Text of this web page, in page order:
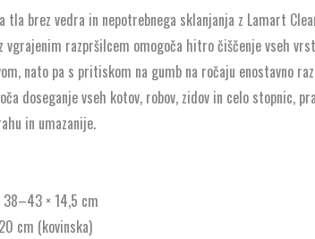
tla brez vedra in nepotrebnega sklanjanja z Lamart
vgrajenim razpršilcem omogoča hitro čiščenje vseh
nato pa s pritiskom na gumb na ročaju enostavno
doseganje vseh kotov, robov, zidov in celo stopnic,
in umazanije.
38–43 × 14,5 cm
cm (kovinska)